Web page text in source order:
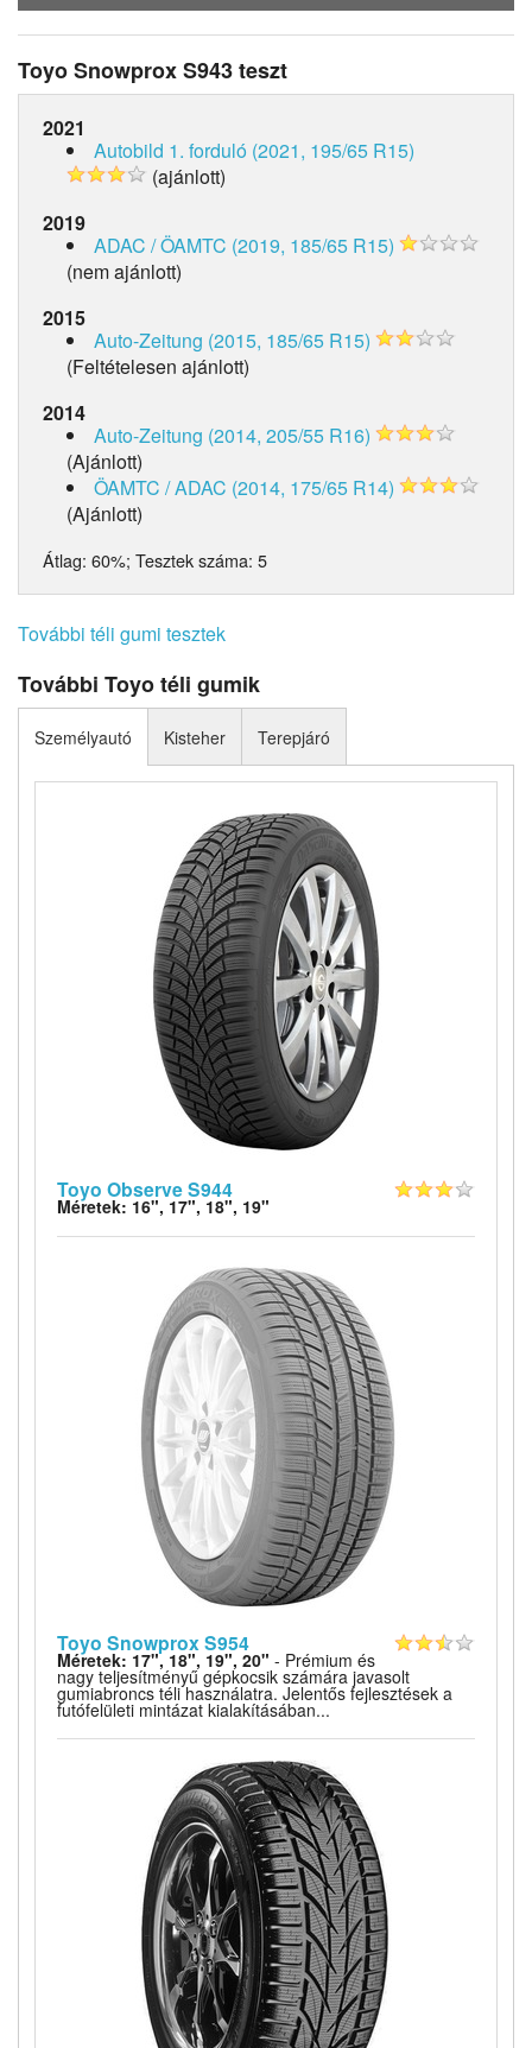
Toyo Snowprox S943 teszt
2021
Autobild 1. forduló (2021, 195/65 R15)
(ajánlott)
2019
ADAC / ÖAMTC (2019, 185/65 R15)
(nem ajánlott)
2015
Auto-Zeitung (2015, 185/65 R15)
(Feltételesen ajánlott)
2014
Auto-Zeitung (2014, 205/55 R16)
(Ajánlott)
ÖAMTC / ADAC (2014, 175/65 R14)
(Ajánlott)
Átlag: 60%; Tesztek száma: 5
További téli gumi tesztek
További Toyo téli gumik
Személyautó
Toyo Observe S944
Méretek: 16", 17", 18", 19"
Toyo Snowprox S954
Méretek: 17", 18", 19", 20" - Prémium és
nagy teljesítményű gépkocsik számára javasolt
gumiabroncs téli használatra. Jelentős fejlesztések a
futófelületi mintázat kialakításában...
Kisteher Terepjáró